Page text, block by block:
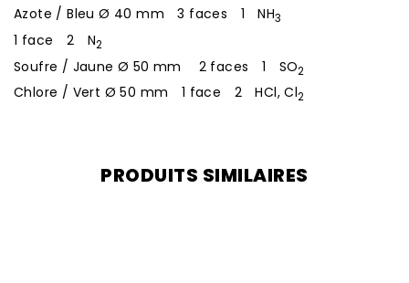
Azote / Bleu Ø 40 mm 3 faces 1 NH3
1 face 2 N2
Soufre / Jaune Ø 50 mm 2 faces 1 SO2
Chlore / Vert Ø 50 mm 1 face 2 HCl, Cl2
PRODUITS SIMILAIRES